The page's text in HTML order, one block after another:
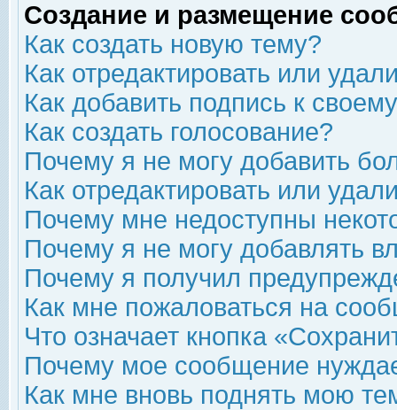
Создание и размещение
Как создать новую тему?
Как отредактировать или
Как добавить подпись к
Как создать голосование?
Почему я не могу добавить
Как отредактировать или
Почему мне недоступны
Почему я не могу добавлять
Почему я получил
Как мне пожаловаться на
Что означает кнопка
Почему мое сообщение
Как мне вновь поднять мою